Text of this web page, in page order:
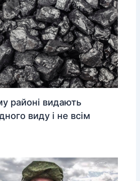
районі видають
виду і не всім